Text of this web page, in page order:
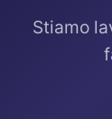
Stiamo